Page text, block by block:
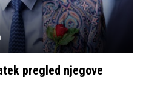
pregled njegove